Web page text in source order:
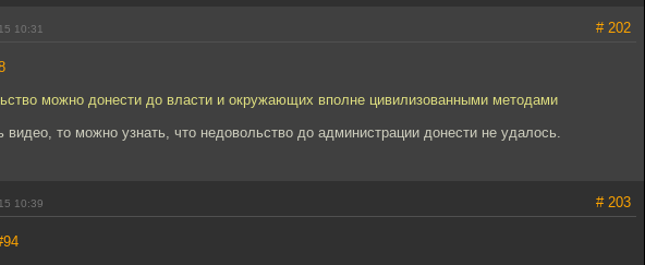
10:31 # 202
можно донести до власти и окружающих вполне цивилизованными методами
видео, то можно узнать, что недовольство до администрации донести не удалось.
10:39 # 203